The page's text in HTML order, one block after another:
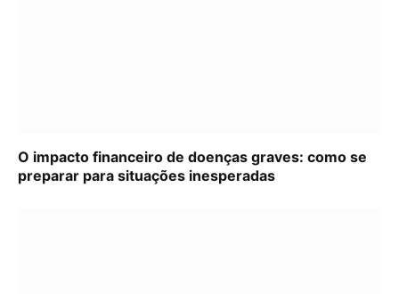
O impacto financeiro de doenças graves: como se
preparar para situações inesperadas